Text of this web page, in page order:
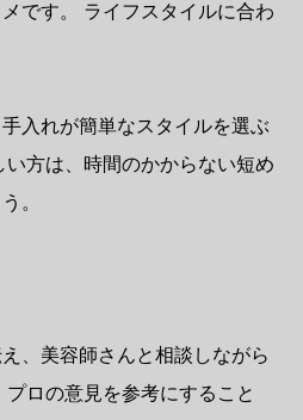
です。 ライフスタイルに合わ
入れが簡単なスタイルを選ぶ
い方は、時間のかからない短め
。
、美容師さんと相談しながら
ロの意見を参考にすること